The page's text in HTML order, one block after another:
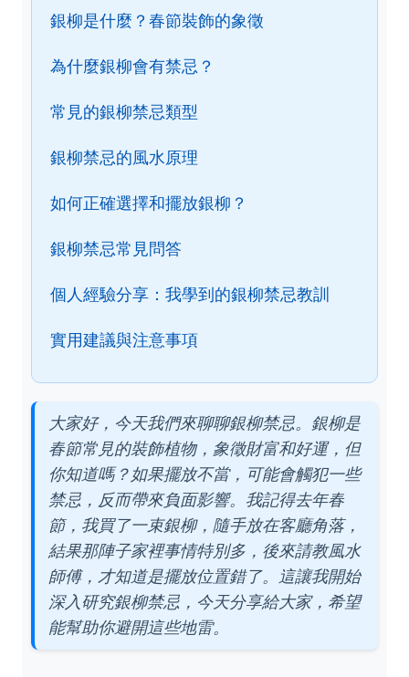
銀柳是什麼？春節裝飾的象徵
為什麼銀柳會有禁忌？
常見的銀柳禁忌類型
銀柳禁忌的風水原理
如何正確選擇和擺放銀柳？
銀柳禁忌常見問答
個人經驗分享：我學到的銀柳禁忌教訓
實用建議與注意事項
大家好，今天我們來聊聊銀柳禁忌。銀柳是
春節常見的裝飾植物，象徵財富和好運，但
你知道嗎？如果擺放不當，可能會觸犯一些
禁忌，反而帶來負面影響。我記得去年春
節，我買了一束銀柳，隨手放在客廳角落，
結果那陣子家裡事情特別多，後來請教風水
師傅，才知道是擺放位置錯了。這讓我開始
深入研究銀柳禁忌，今天分享給大家，希望
能幫助你避開這些地雷。